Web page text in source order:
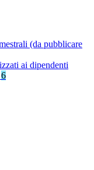
(da pubblicare
ai dipendenti
6